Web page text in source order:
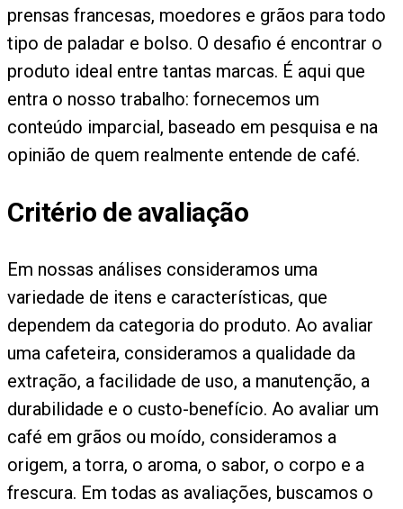
prensas francesas, moedores e grãos para todo
tipo de paladar e bolso. O desafio é encontrar o
produto ideal entre tantas marcas. É aqui que
entra o nosso trabalho: fornecemos um
conteúdo imparcial, baseado em pesquisa e na
opinião de quem realmente entende de café.
Critério de avaliação
Em nossas análises consideramos uma
variedade de itens e características, que
dependem da categoria do produto. Ao avaliar
uma cafeteira, consideramos a qualidade da
extração, a facilidade de uso, a manutenção, a
durabilidade e o custo-benefício. Ao avaliar um
café em grãos ou moído, consideramos a
origem, a torra, o aroma, o sabor, o corpo e a
frescura. Em todas as avaliações, buscamos o